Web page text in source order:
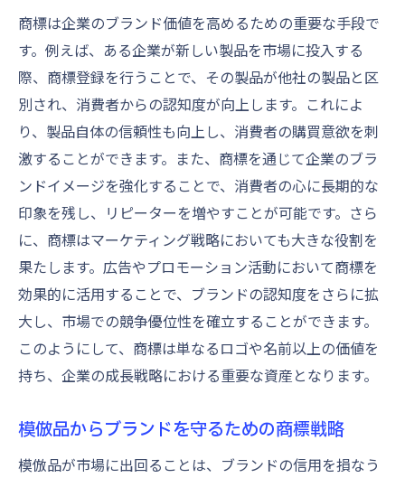
商標は企業のブランド価値を高めるための重要な手段で
す。例えば、ある企業が新しい製品を市場に投入する
際、商標登録を行うことで、その製品が他社の製品と区
別され、消費者からの認知度が向上します。これによ
り、製品自体の信頼性も向上し、消費者の購買意欲を刺
激することができます。また、商標を通じて企業のブラ
ンドイメージを強化することで、消費者の心に長期的な
印象を残し、リピーターを増やすことが可能です。さら
に、商標はマーケティング戦略においても大きな役割を
果たします。広告やプロモーション活動において商標を
効果的に活用することで、ブランドの認知度をさらに拡
大し、市場での競争優位性を確立することができます。
このようにして、商標は単なるロゴや名前以上の価値を
持ち、企業の成長戦略における重要な資産となります。
模倣品からブランドを守るための商標戦略
模倣品が市場に出回ることは、ブランドの信用を損なう